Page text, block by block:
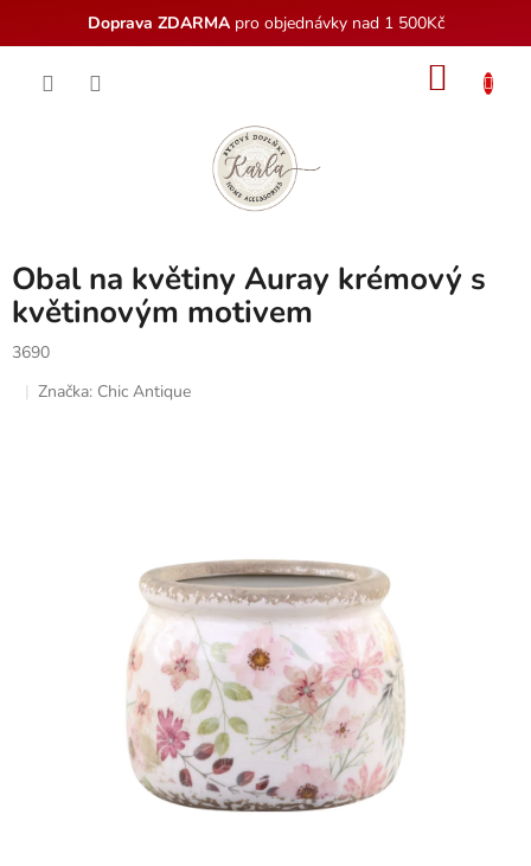
Doprava ZDARMApro objednávky nad 1 500Kč
Obal na květiny Auray krémový s
květinovým motivem
3690
Značka: Chic Antique